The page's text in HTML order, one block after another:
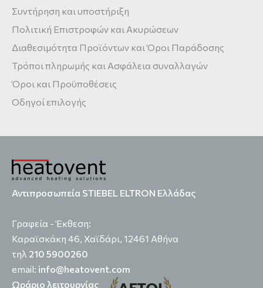
Συντήρηση και υποστήριξη
Πολιτική Επιστροφών και Ακυρώσεων
Διαθεσιμότητα Προϊόντων και Όροι Παράδοσης
Τρόποι πληρωμής και Ασφάλεια συναλλαγών
Όροι και Προϋποθέσεις
Οδηγοί επιλογής
Αντιπροσωπεία STIEBEL ELTRON Ελλάδας
Γραφεία - Έκθεση:
Καραϊσκάκη 46, Χαϊδάρι, 12461 Αθήνα
τηλ 210 5900260
email: info@heatovent.com
Ωράριο λειτουργίας